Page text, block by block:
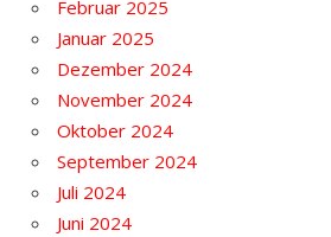
Februar 2025
Januar 2025
Dezember 2024
November 2024
Oktober 2024
September 2024
Juli 2024
Juni 2024